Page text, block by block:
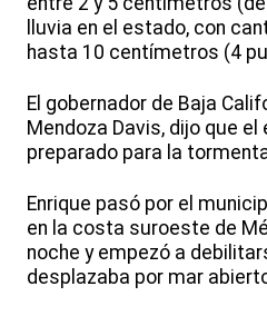
lluvia en el estado, con
hasta 10 centímetros (4
El gobernador de Baja
Mendoza Davis, dijo que
preparado para la
Enrique pasó por el
en la costa suroeste de
noche y empezó a
desplazaba por mar